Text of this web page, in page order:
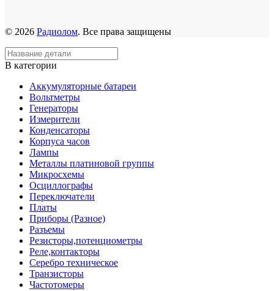
© 2026 Радиолом. Все права защищены
В категории
Аккумуляторные батареи
Вольтметры
Генераторы
Измерители
Конденсаторы
Корпуса часов
Лампы
Металлы платиновой группы
Микросхемы
Осциллографы
Переключатели
Платы
Приборы (Разное)
Разъемы
Резисторы,потенциометры
Реле,контакторы
Серебро техническое
Транзисторы
Частотомеры